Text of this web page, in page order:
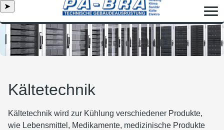
➤
Kältetechnik
Kältetechnik wird zur Kühlung verschiedener Produkte,
wie Lebensmittel, Medikamente, medizinische Produkte